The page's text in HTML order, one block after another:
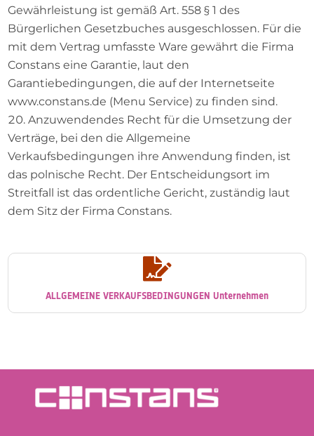
Gewährleistung ist gemäß Art. 558 § 1 des
Bürgerlichen Gesetzbuches ausgeschlossen. Für die
mit dem Vertrag umfasste Ware gewährt die Firma
Constans eine Garantie, laut den
Garantiebedingungen, die auf der Internetseite
www.constans.de (Menu Service) zu finden sind.
Anzuwendendes Recht für die Umsetzung der
Verträge, bei den die Allgemeine
Verkaufsbedingungen ihre Anwendung finden, ist
das polnische Recht. Der Entscheidungsort im
Streitfall ist das ordentliche Gericht, zuständig laut
dem Sitz der Firma Constans.

ALLGEMEINE VERKAUFSBEDINGUNGEN Unternehmen